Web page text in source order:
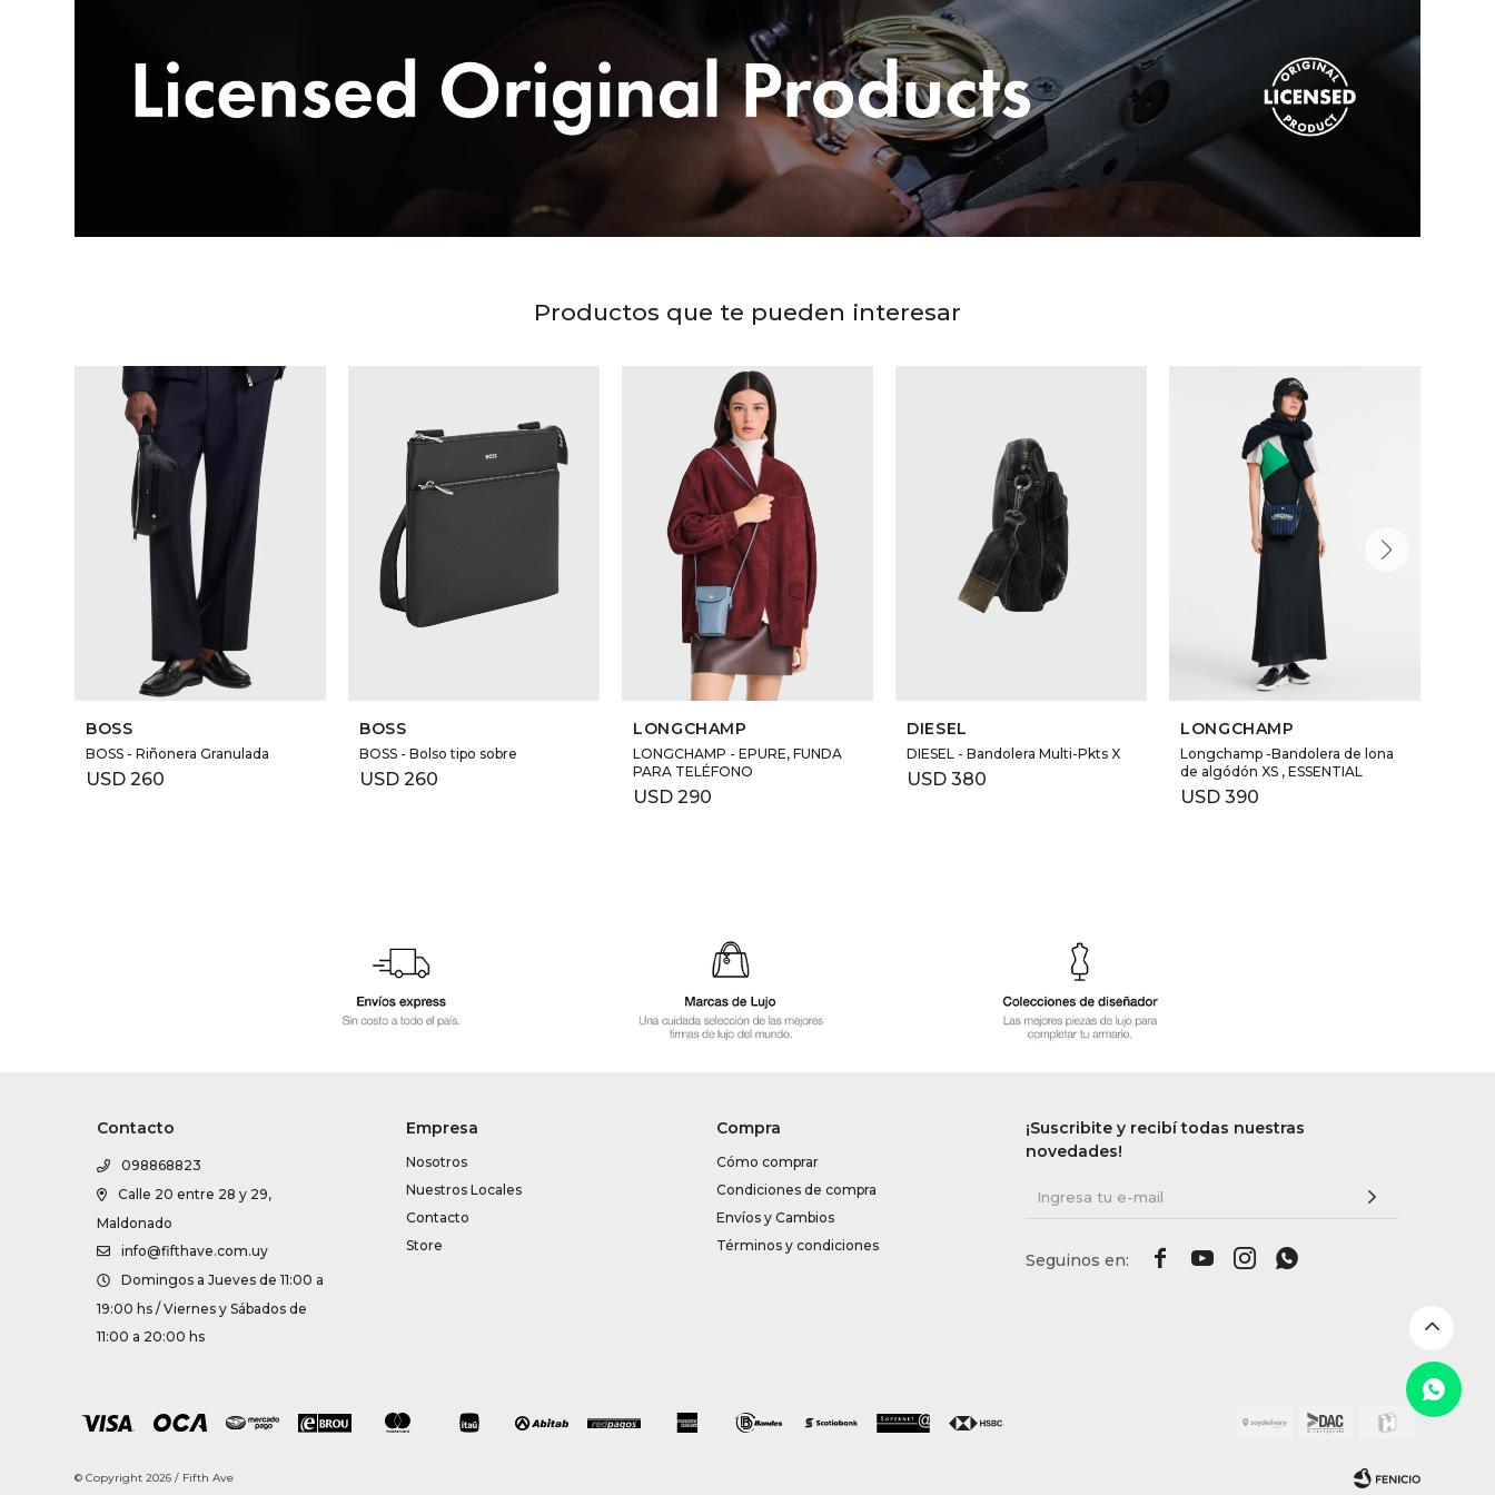
Productos que te pueden interesar
BOSS
BOSS - Riñonera Granulada
USD 260
BOSS
BOSS - Bolso tipo sobre
USD 260
LONGCHAMP
LONGCHAMP - EPURE, FUNDA
PARA TELÉFONO
USD 290
DIESEL
DIESEL - Bandolera Multi-Pkts X
USD 380
LONGCHAMP
Longchamp -Bandolera de lona
de algódón XS , ESSENTIAL
USD 390
Contacto
098868823
Calle 20 entre 28 y 29,
Maldonado
info@fifthave.com.uy
Domingos a Jueves de 11:00 a
19:00 hs / Viernes y Sábados de
11:00 a 20:00 hs
Empresa
Nosotros
Nuestros Locales
Contacto
Store
Compra
Cómo comprar
Condiciones de compra
Envíos y Cambios
Términos y condiciones
¡Suscribite y recibí todas nuestras
novedades!
   
© Copyright 2026 / Fifth Ave